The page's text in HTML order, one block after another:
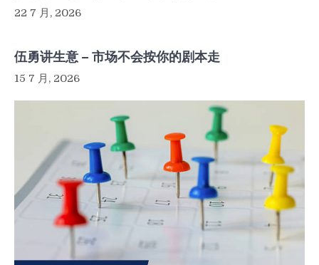
22 7 月, 2026
伍勇讲生意 – 市场不会按你的剧本走
15 7 月, 2026